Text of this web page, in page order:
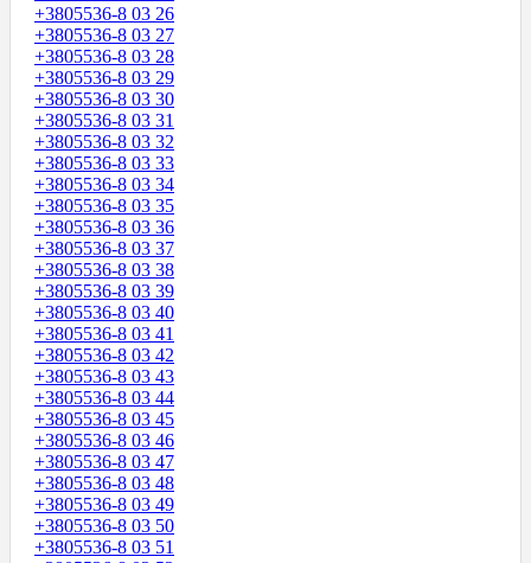
+3805536-8 03 26
+3805536-8 03 27
+3805536-8 03 28
+3805536-8 03 29
+3805536-8 03 30
+3805536-8 03 31
+3805536-8 03 32
+3805536-8 03 33
+3805536-8 03 34
+3805536-8 03 35
+3805536-8 03 36
+3805536-8 03 37
+3805536-8 03 38
+3805536-8 03 39
+3805536-8 03 40
+3805536-8 03 41
+3805536-8 03 42
+3805536-8 03 43
+3805536-8 03 44
+3805536-8 03 45
+3805536-8 03 46
+3805536-8 03 47
+3805536-8 03 48
+3805536-8 03 49
+3805536-8 03 50
+3805536-8 03 51